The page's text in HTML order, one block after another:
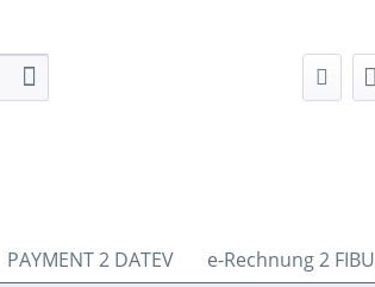
PAYMENT 2 DATEV e-Rechnung 2 FIBU